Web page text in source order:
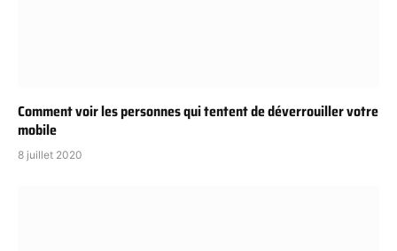
Comment voir les personnes qui tentent de déverrouiller votre
mobile
8 juillet 2020